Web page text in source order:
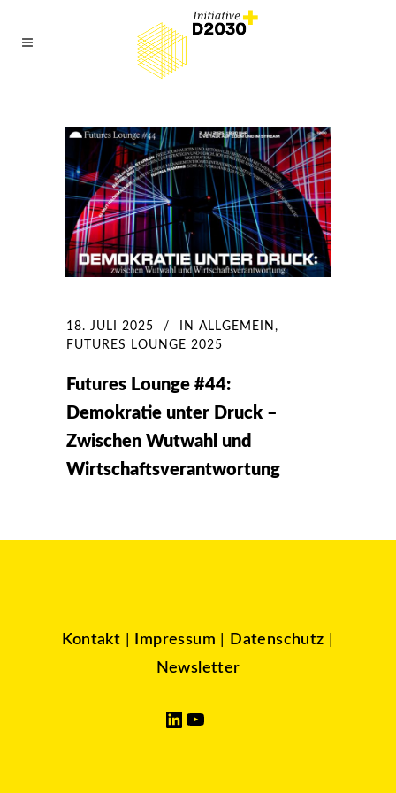
18. JULI 2025 IN ALLGEMEIN ,
FUTURES LOUNGE 2025
Futures Lounge #44:
Demokratie unter Druck –
Zwischen Wutwahl und
Wirtschaftsverantwortung
Kontakt Impressum Datenschutz
Newsletter
LinkedIn
YouTube